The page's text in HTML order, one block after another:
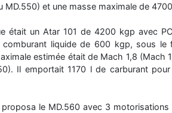
MD.550) et une masse maximale de
était un Atar 101 de 4200 kgp avec
comburant liquide de 600 kgp, sous
estimée était de Mach 1,8
Il emportait 1170 l de carburant
le MD.560 avec 3